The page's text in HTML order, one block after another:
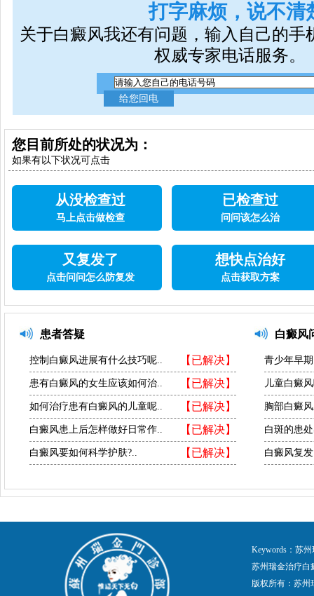
打字麻烦，说不清
关于白癜风我还有问题，输入自己的手
权威专家电话服务。
您目前所处的状况为：
如果有以下状况可点击
从没检查过
马上点击做检查
已检查过
问问该怎么治
又复发了
点击问问怎么防复发
想快点治好
点击获取方案
患者答疑
【已解决】
控制白癜风进展有什么技巧呢..
【已解决】
患有白癜风的女生应该如何治..
【已解决】
如何治疗患有白癜风的儿童呢..
【已解决】
白癜风患上后怎样做好日常作..
【已解决】
白癜风要如何科学护肤?..
白癜风
青少年早
儿童白癜
胸部白癜
白斑的患
白癜风复
Keywords：苏
苏州瑞金治疗白
版权所有：苏